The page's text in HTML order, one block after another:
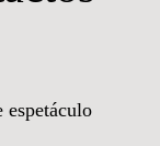
espetáculo